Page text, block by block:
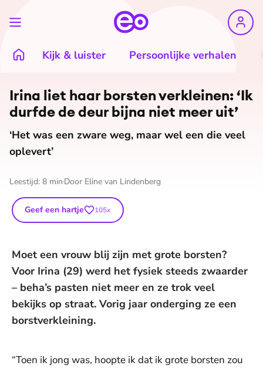
Kijk & luister Persoonlijke verhalen
Irina liet haar borsten verkleinen: ‘Ik
durfde de deur bijna niet meer uit’
‘Het was een zware weg, maar wel een die veel
oplevert’
Leestijd: 8 min Door Eline van Lindenberg
Geef een hartje 105x
Moet een vrouw blij zijn met grote borsten?
Voor Irina (29) werd het fysiek steeds zwaarder
– beha’s pasten niet meer en ze trok veel
bekijks op straat. Vorig jaar onderging ze een
borstverkleining.
“Toen ik jong was, hoopte ik dat ik grote borsten zou